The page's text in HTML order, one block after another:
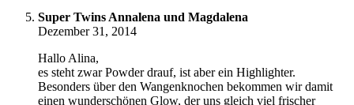
Super Twins Annalena und Magdalena
Dezember 31, 2014
Hallo Alina,
es steht zwar Powder drauf, ist aber ein Highlighter.
Besonders über den Wangenknochen bekommen wir damit
einen wunderschönen Glow, der uns gleich viel frischer